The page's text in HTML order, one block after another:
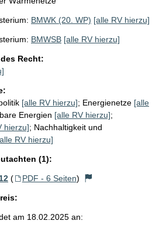
BMWK (20. WP) [alle RV hierzu]
BMWSB [alle RV hierzu]
Recht:
[alle RV hierzu]; Energienetze [alle
Energien [alle RV hierzu];
hierzu]; Nachhaltigkeit und
RV hierzu]
(1):
( PDF - 6 Seiten)
am 18.02.2025 an: